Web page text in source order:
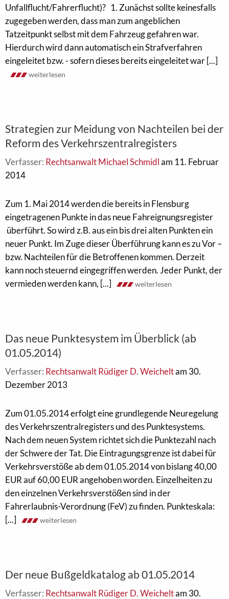
Unfallflucht/Fahrerflucht)? 1. Zunächst sollte keinesfalls
zugegeben werden, dass man zum angeblichen
Tatzeitpunkt selbst mit dem Fahrzeug gefahren war.
Hierdurch wird dann automatisch ein Strafverfahren
eingeleitet bzw. - sofern dieses bereits eingeleitet war [...]
weiterlesen
Strategien zur Meidung von Nachteilen bei der
Reform des Verkehrszentralregisters
Verfasser: Rechtsanwalt Michael Schmidlam 11. Februar
2014
Zum 1. Mai 2014 werden die bereits in Flensburg
eingetragenen Punkte in das neue Fahreignungsregister
überführt. So wird z.B. aus ein bis drei alten Punkten ein
neuer Punkt. Im Zuge dieser Überführung kann es zu Vor –
bzw. Nachteilen für die Betroffenen kommen. Derzeit
kann noch steuernd eingegriffen werden. Jeder Punkt, der
vermieden werden kann, [...]
weiterlesen
Das neue Punktesystem im Überblick (ab
01.05.2014)
Verfasser: Rechtsanwalt Rüdiger D. Weicheltam 30.
Dezember 2013
Zum 01.05.2014 erfolgt eine grundlegende Neuregelung
des Verkehrszentralregisters und des Punktesystems.
Nach dem neuen System richtet sich die Punktezahl nach
der Schwere der Tat. Die Eintragungsgrenze ist dabei für
Verkehrsverstöße ab dem 01.05.2014 von bislang 40,00
EUR auf 60,00 EUR angehoben worden. Einzelheiten zu
den einzelnen Verkehrsverstößen sind in der
Fahrerlaubnis-Verordnung (FeV) zu finden. Punkteskala:
[...]
weiterlesen
Der neue Bußgeldkatalog ab 01.05.2014
Verfasser: Rechtsanwalt Rüdiger D. Weicheltam 30.